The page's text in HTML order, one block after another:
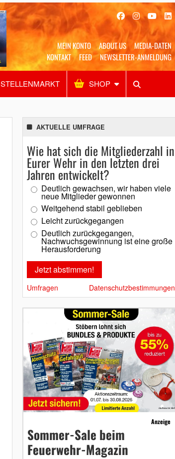
MEIN KONTO ABOUT US
MEDIA-DATEN
KONTAKT
FEED NEWSLETTER-ANMELDUNG
STELLENMARKT SHOP
Alles Shop SUCHEN
AKTUELLE UMFRAGE
Wie hat sich die Mitgliederzahl in
Eurer Wehr in den letzten drei
Jahren entwickelt?
Deutlich gewachsen, wir haben viele
neue Mitglieder gewonnen
Weitgehend stabil geblieben
Leicht zurückgegangen
Deutlich zurückgegangen,
Nachwuchsgewinnung ist eine große
Herausforderung
Umfragen Datenschutzbestimmungen
Anzeige
Sommer-Sale beim
Feuerwehr-Magazin